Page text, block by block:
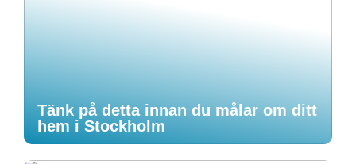
Tänk på detta innan du målar om ditt
hem i Stockholm